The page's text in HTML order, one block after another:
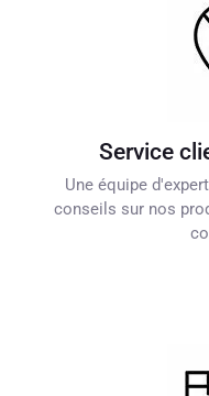
Service
Une équipe
conseils sur nos